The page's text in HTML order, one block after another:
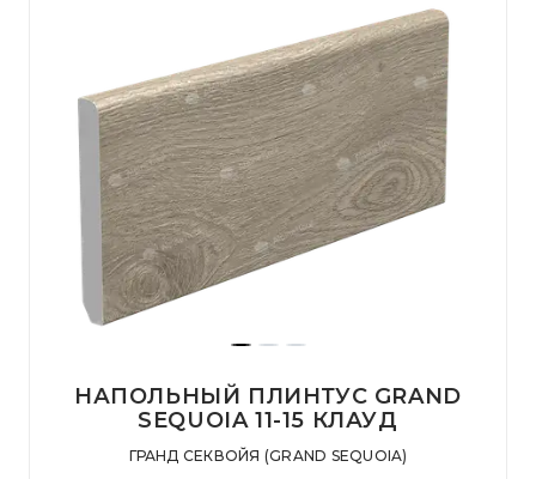
НАПОЛЬНЫЙ ПЛИНТУС GRAND
SEQUOIA 11-15 КЛАУД
ГРАНД СЕКВОЙЯ (GRAND SEQUOIA)